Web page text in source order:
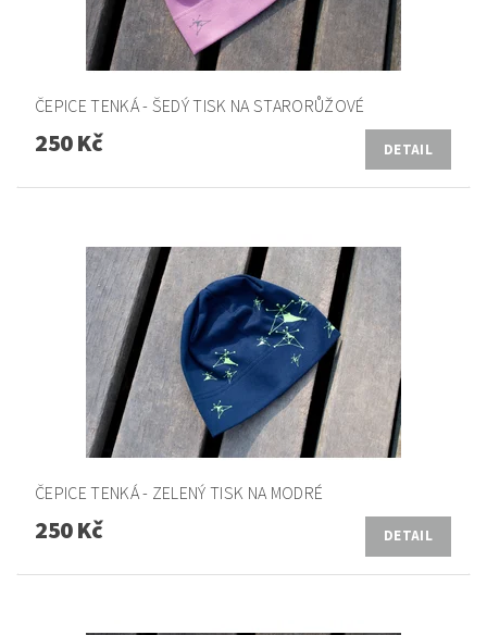
ČEPICE TENKÁ - ŠEDÝ TISK NA STARORŮŽOVÉ
250 Kč DETAIL
ČEPICE TENKÁ - ZELENÝ TISK NA MODRÉ
250 Kč DETAIL